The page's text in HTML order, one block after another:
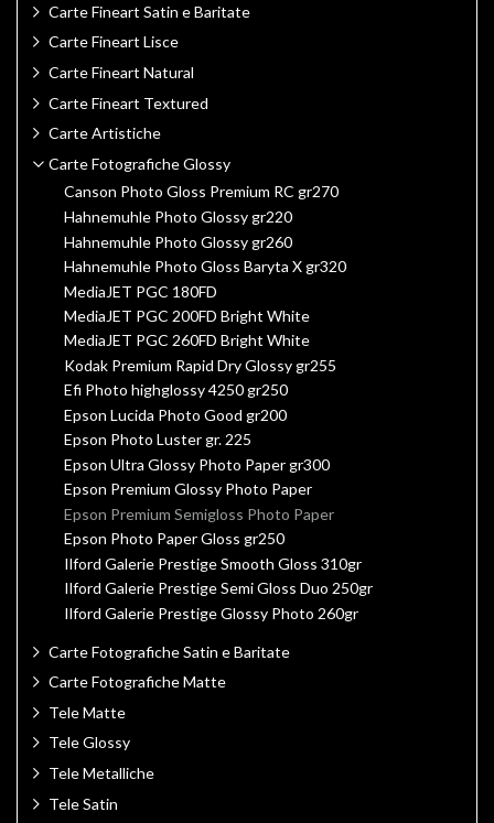
Carte Fineart Satin e Baritate
Carte Fineart Lisce
Carte Fineart Natural
Carte Fineart Textured
Carte Artistiche
Carte Fotografiche Glossy
Canson Photo Gloss Premium RC gr270
Hahnemuhle Photo Glossy gr220
Hahnemuhle Photo Glossy gr260
Hahnemuhle Photo Gloss Baryta X gr320
MediaJET PGC 180FD
MediaJET PGC 200FD Bright White
MediaJET PGC 260FD Bright White
Kodak Premium Rapid Dry Glossy gr255
Efi Photo highglossy 4250 gr250
Epson Lucida Photo Good gr200
Epson Photo Luster gr. 225
Epson Ultra Glossy Photo Paper gr300
Epson Premium Glossy Photo Paper
Epson Premium Semigloss Photo Paper
Epson Photo Paper Gloss gr250
Ilford Galerie Prestige Smooth Gloss 310gr
Ilford Galerie Prestige Semi Gloss Duo 250gr
Ilford Galerie Prestige Glossy Photo 260gr
Carte Fotografiche Satin e Baritate
Carte Fotografiche Matte
Tele Matte
Tele Glossy
Tele Metalliche
Tele Satin